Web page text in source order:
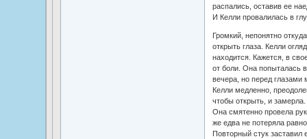
распались, оставив ее
И Келли провалилась в
Громкий, непонятно
открыть глаза. Келли
находится. Кажется, в
от боли. Она попыталась
вечера, но перед глазами
Келли медленно,
чтобы открыть, и
Она смятенно провела
же едва не потеряла
Повторный стук заставил